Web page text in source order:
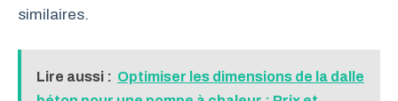
similaires.
Lire aussi : Optimiser les dimensions de la dalle